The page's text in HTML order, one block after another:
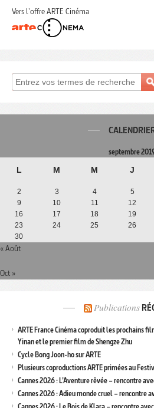
Vers l'offre ARTE Cinéma
septembre
L M M J
2
3 4 5
9
10 11 12
16
17 18 19
23
24 25 26
30
« Août
Oct »
Publications
ARTE France Cinéma coproduit les prochains
Yinan et le premier film de Shengze Zhu
Cycle Bong Joon-ho sur ARTE
Plusieurs coproductions ARTE primées au
Cannes 2026 : L’Aventure rêvée – rencontre
Cannes 2026 : Adieu monde cruel – rencontre